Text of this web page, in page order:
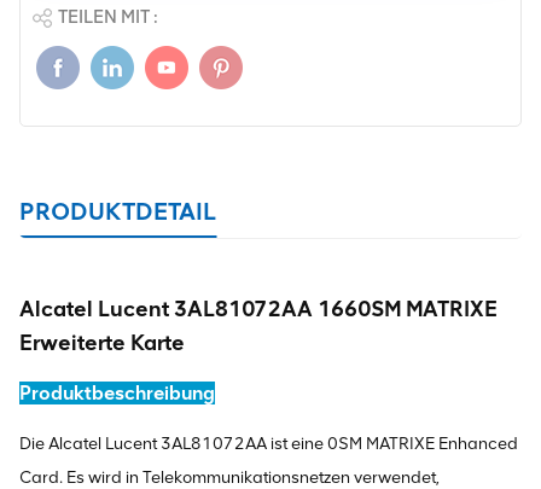
TEILEN MIT :
PRODUKTDETAIL
Alcatel Lucent 3AL81072AA 1660SM MATRIXE
Erweiterte Karte
Produktbeschreibung
Die Alcatel Lucent 3AL81072AA ist eine 0SM MATRIXE Enhanced
Card. Es wird in Telekommunikationsnetzen verwendet,